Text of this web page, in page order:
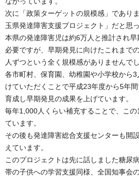
次に「政策ターゲットの規模感」であり
玉県発達障害支援プロジェクト」だと思
本県の発達障害児は約6万人と推計され
必要ですが、早期発見に向けたこれまで
人ずつという全く規模感がありませんでし
各市町村、保育園、幼稚園や小学校から
けていただくことで平成23年度から5年
育成し早期発見の成果を上げています。
毎年1,000人くらい補充することで、こ
ています。
その後も発達障害総合支援センターも開
えています。
このプロジェクトは先に話しました糖尿
帯の子供への学習支援同様、全国知事会